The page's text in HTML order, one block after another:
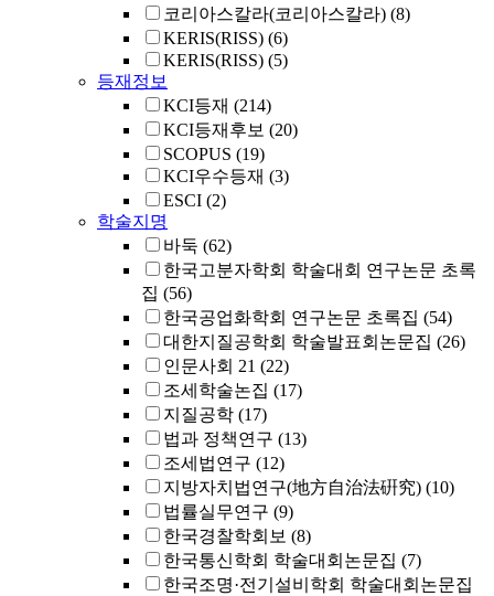
코리아스칼라(코리아스칼라) (8)
KERIS(RISS) (6)
KERIS(RISS) (5)
등재정보
KCI등재 (214)
KCI등재후보 (20)
SCOPUS (19)
KCI우수등재 (3)
ESCI (2)
학술지명
바둑 (62)
한국고분자학회 학술대회 연구논문 초록
집 (56)
한국공업화학회 연구논문 초록집 (54)
대한지질공학회 학술발표회논문집 (26)
인문사회 21 (22)
조세학술논집 (17)
지질공학 (17)
법과 정책연구 (13)
조세법연구 (12)
지방자치법연구(地方自治法硏究) (10)
법률실무연구 (9)
한국경찰학회보 (8)
한국통신학회 학술대회논문집 (7)
한국조명·전기설비학회 학술대회논문집